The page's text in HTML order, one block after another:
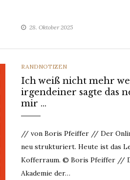
28. Oktober 2025
CATEGORIES
RANDNOTIZEN
Ich weiß nicht mehr
irgendeiner sagte das
mir …
// von Boris Pfeiffer // Der
neu strukturiert. Heute ist das
Kofferraum. © Boris Pfeiffer //
Akademie der…